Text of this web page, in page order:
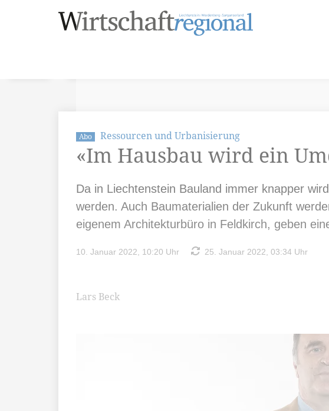
Abo Ressourcen und Urbanisierung
«Im Hausbau wird ein
Da in Liechtenstein Bauland immer knapper
werden. Auch Baumaterialien der Zukunft
eigenem Architekturbüro in Feldkirch, geben
10. Januar 2022, 10:20 Uhr 25. Januar 2022, 03:34 Uhr
Lars Beck